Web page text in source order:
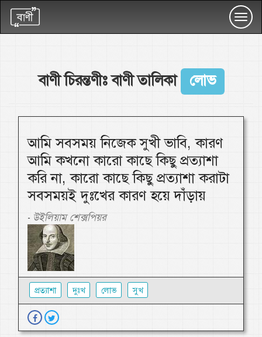
বাণী চিরন্তণীঃ বাণী তালিকা লোভ
আমি সবসময় নিজেক সুখী ভাবি, কারণ
আমি কখনো কারো কাছে কিছু প্রত্যাশা
করি না, কারো কাছে কিছু প্রত্যাশা করাটা
সবসময়ই দুঃখের কারণ হয়ে দাঁড়ায়
- উইলিয়াম শেক্সপিয়র
প্রত্যাশা দুঃখ লোভ সুখ